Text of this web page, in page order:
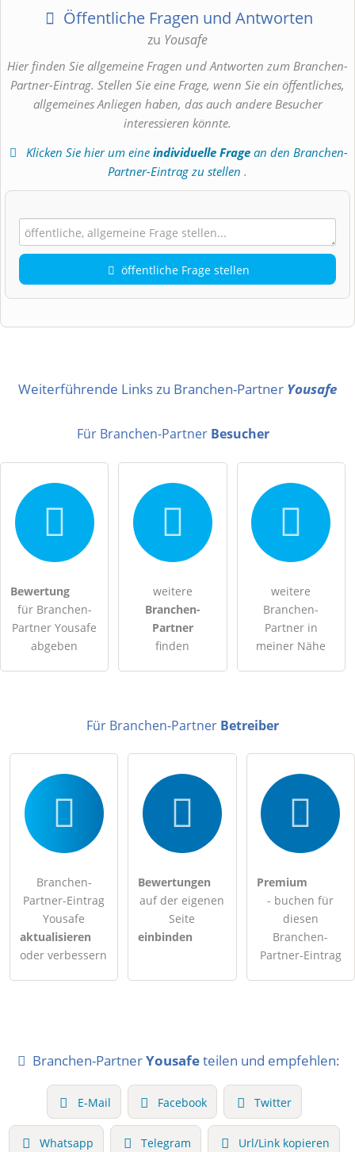
Öffentliche Fragen und Antworten
zu Yousafe
Hier finden Sie allgemeine Fragen und Antworten zum Branchen-
Partner-Eintrag. Stellen Sie eine Frage, wenn Sie ein öffentliches,
allgemeines Anliegen haben, das auch andere Besucher
interessieren könnte.
Klicken Sie hier um eine individuelle Fragean den Branchen-
Partner-Eintrag zu stellen .
öffentliche Frage stellen
Name
Hiermit akzeptiere ich die
DieDatenschutzerklärung habe ich zur Kenntnis genommen.
öffentliche Frage stellen Abbrechen
Besucher sichtbar.
Weiterführende Links zu Branchen-Partner Yousafe
Für Branchen-Partner Besucher
Bewertung
für Branchen-
Partner Yousafe
abgeben
weitere
Branchen-
Partner
finden
weitere
Branchen-
Partner in
meiner Nähe
Für Branchen-Partner Betreiber
Branchen-
Partner-Eintrag
Yousafe
aktualisieren
oder verbessern
Bewertungen
auf der eigenen
Seite
einbinden
Premium
- buchen für
diesen
Branchen-
Partner-Eintrag
Branchen-PartnerYousafeteilen und empfehlen:
E-Mail Facebook Twitter
Whatsapp Telegram Url/Link kopieren